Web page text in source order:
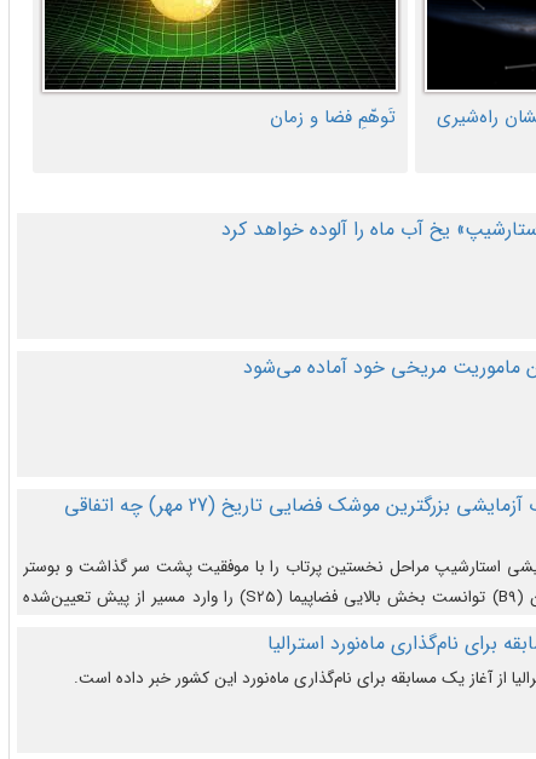
راه‌شیری
تَوهّمِ فضا و زمان
یخ آب ماه را آلوده خواهد کرد
ماموریت مریخی خود آماده می‌شود
در دومین پرتاب آزمایشی بزرگترین موشک فضایی تاریخ (27 مهر‌) چه اتفاقی
استارشیپ مراحل نخستین پرتاب را با موفقیت پشت سر گذاشت و بوستر
(بخش پایینی) آن (B9) توانست بخش بالایی فضاپیما (S25) را وارد مسیر از پیش تعیین‌شده
جدید با موفقیت از آن جدا شود.
برای نام‌گذاری ماه‌نورد استرالیا
از آغاز یک مسابقه برای نام‌گذاری ماه‌نورد این کشور خبر داده است.